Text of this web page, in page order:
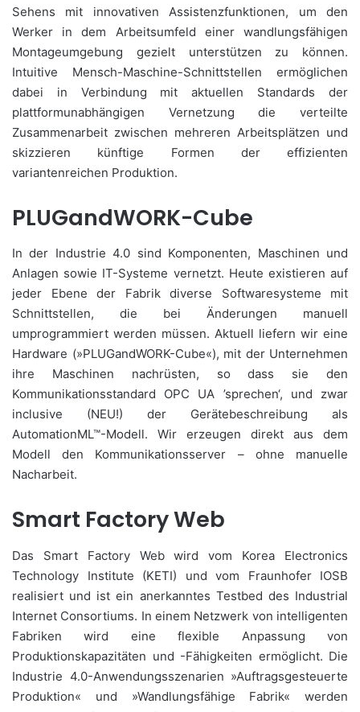
Sehens mit innovativen Assistenzfunktionen, um den
Werker in dem Arbeitsumfeld einer wandlungsfähigen
Montageumgebung gezielt unterstützen zu können.
Intuitive Mensch-Maschine-Schnittstellen ermöglichen
dabei in Verbindung mit aktuellen Standards der
plattformunabhängigen Vernetzung die verteilte
Zusammenarbeit zwischen mehreren Arbeitsplätzen und
skizzieren künftige Formen der effizienten
variantenreichen Produktion.
PLUGandWORK-Cube
In der Industrie 4.0 sind Komponenten, Maschinen und
Anlagen sowie IT-Systeme vernetzt. Heute existieren auf
jeder Ebene der Fabrik diverse Softwaresysteme mit
Schnittstellen, die bei Änderungen manuell
umprogrammiert werden müssen. Aktuell liefern wir eine
Hardware (»PLUGandWORK-Cube«), mit der Unternehmen
ihre Maschinen nachrüsten, so dass sie den
Kommunikationsstandard OPC UA ’sprechen‘, und zwar
inclusive (NEU!) der Gerätebeschreibung als
AutomationML™-Modell. Wir erzeugen direkt aus dem
Modell den Kommunikationsserver – ohne manuelle
Nacharbeit.
Smart Factory Web
Das Smart Factory Web wird vom Korea Electronics
Technology Institute (KETI) und vom Fraunhofer IOSB
realisiert und ist ein anerkanntes Testbed des Industrial
Internet Consortiums. In einem Netzwerk von intelligenten
Fabriken wird eine flexible Anpassung von
Produktionskapazitäten und -Fähigkeiten ermöglicht. Die
Industrie 4.0-Anwendungsszenarien »Auftragsgesteuerte
Produktion« und »Wandlungsfähige Fabrik« werden